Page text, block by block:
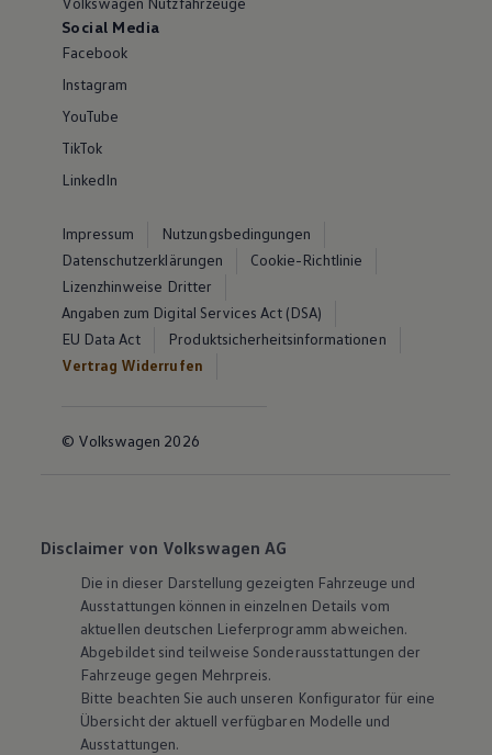
Social Media
Facebook
Instagram
YouTube
TikTok
LinkedIn
Impressum
Nutzungsbedingungen
Datenschutzerklärungen
Cookie-Richtlinie
Lizenzhinweise Dritter
Angaben zum Digital Services Act (DSA)
EU Data Act
Produktsicherheitsinformationen
Vertrag Widerrufen
© Volkswagen 2026
Disclaimer von Volkswagen AG
Die in dieser Darstellung gezeigten Fahrzeuge und
Ausstattungen können in einzelnen Details vom
aktuellen deutschen Lieferprogramm abweichen.
Abgebildet sind teilweise Sonderausstattungen der
Fahrzeuge gegen Mehrpreis.
Bitte beachten Sie auch unseren Konfigurator für eine
Übersicht der aktuell verfügbaren Modelle und
Ausstattungen.